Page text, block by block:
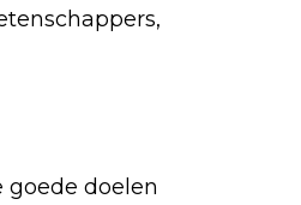
doelen